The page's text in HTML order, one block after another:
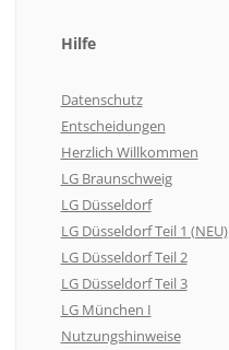
Hilfe
Datenschutz
Entscheidungen
Herzlich Willkommen
LG Braunschweig
LG Düsseldorf
LG Düsseldorf Teil 1 (NEU)
LG Düsseldorf Teil 2
LG Düsseldorf Teil 3
LG München I
Nutzungshinweise